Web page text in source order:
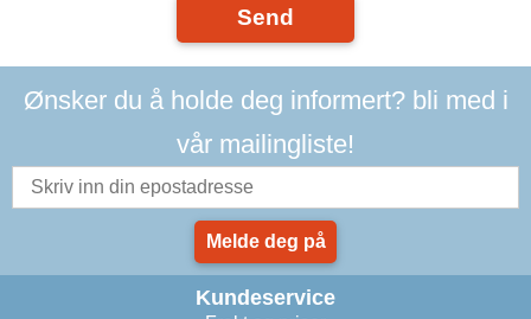
Send
Ønsker du å holde deg informert? bli med i
vår mailingliste!
Melde deg på
Kundeservice